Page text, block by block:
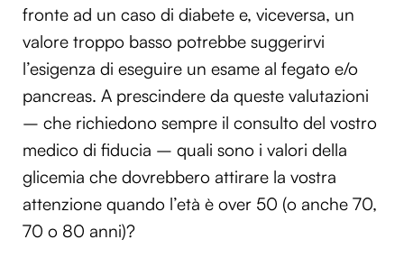
fronte ad un caso di diabete e, viceversa, un
valore troppo basso potrebbe suggerirvi
l’esigenza di eseguire un esame al fegato e/o
pancreas. A prescindere da queste valutazioni
– che richiedono sempre il consulto del vostro
medico di fiducia – quali sono i valori della
glicemia che dovrebbero attirare la vostra
attenzione quando l’età è over 50 (o anche 70,
70 o 80 anni)?